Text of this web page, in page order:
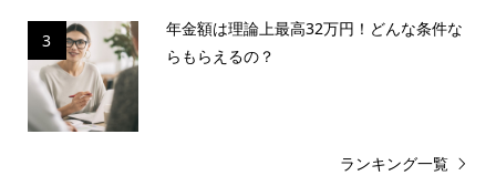
3
年金額は理論上最高32万円！どんな条件な
らもらえるの？
ランキング一覧